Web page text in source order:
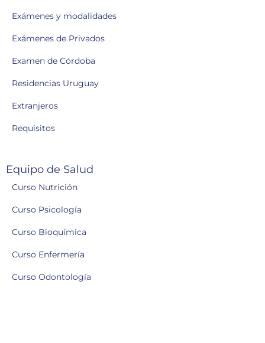
Exámenes y modalidades
Exámenes de Privados
Examen de Córdoba
Residencias Uruguay
Extranjeros
Requisitos
Equipo de Salud
Curso Nutrición
Curso Psicología
Curso Bioquímica
Curso Enfermería
Curso Odontología